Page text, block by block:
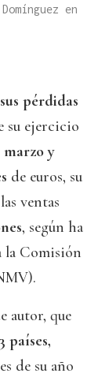
en
pérdidas
su ejercicio
marzo y
de euros, su
ventas
, según ha
la Comisión
autor, que
países,
de su año